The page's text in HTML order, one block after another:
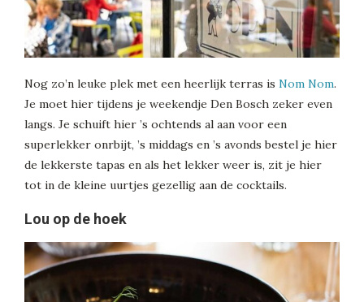
Nog zo’n leuke plek met een heerlijk terras is Nom Nom.
Je moet hier tijdens je weekendje Den Bosch zeker even
langs. Je schuift hier ’s ochtends al aan voor een
superlekker onrbijt, ’s middags en ’s avonds bestel je hier
de lekkerste tapas en als het lekker weer is, zit je hier
tot in de kleine uurtjes gezellig aan de cocktails.
Lou op de hoek